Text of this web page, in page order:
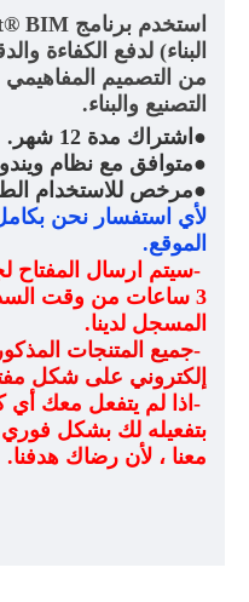
استخدم برنامج BIM
البناء) لدفع الكفاءة
من التصميم المفاهيمي
التصنيع والبناء.
● اشتراك مدة 12 شهر
.
●متوافق مع نظام
●مرخص للاستخدام
لأي استفسار نحن
الموقع.
-سيتم ارسال المفتاح
3 ساعات من وقت
المسجل لدينا.
-جميع المتنجات
إلكتروني على شكل
- اذا لم يتفعل معك
بتفعيله لك بشكل فوري
معنا ، لأن رضاك هدفنا.